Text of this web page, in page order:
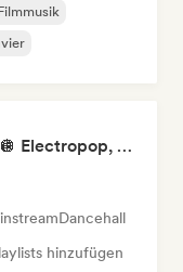
Can't Stop Won't Stop 🪩 Electropop, Dance-Pop & Nu Disco
Dancehall
hinzufügen